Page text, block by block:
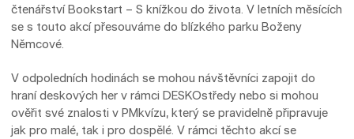
čtenářství Bookstart – S knížkou do života. V letních měsících
se s touto akcí přesouváme do blízkého parku Boženy
Němcové.
V odpoledních hodinách se mohou návštěvníci zapojit do
hraní deskových her v rámci DESKOstředy nebo si mohou
ověřit své znalosti v PMkvízu, který se pravidelně připravuje
jak pro malé, tak i pro dospělé. V rámci těchto akcí se